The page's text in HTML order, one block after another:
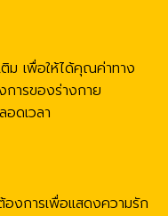
ม เพื่อให้ได้คุณค่าทาง
ารของร่างกาย
อดเวลา
องการเพื่อแสดงความรัก